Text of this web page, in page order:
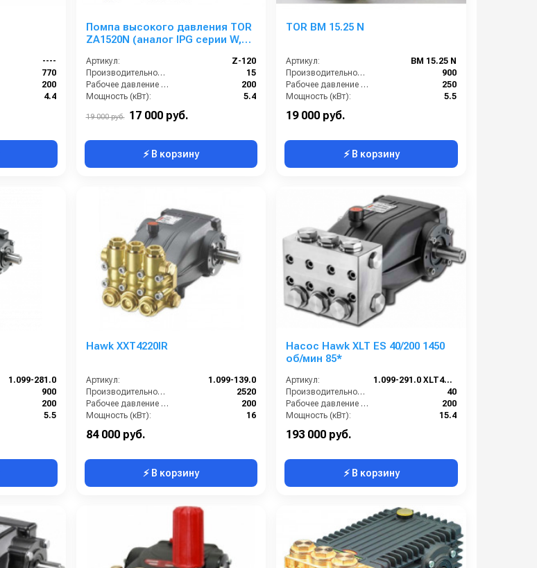
----
770
200
4.4
Помпа высокого давления TOR
ZA1520N (аналог IPG серии W,
Артикул:
Z-120
Производительность (л/мин):
15
Рабочее давление (бар):
200
Мощность (кВт):
5.4
19 000 руб. 17 000 руб.
⚡ В корзину
TOR BM 15.25 N
Артикул:
BM 15.25 N
Производительность (л/ч):
900
Рабочее давление (бар):
250
Мощность (кВт):
5.5
19 000 руб.
⚡ В корзину
1.099-281.0
900
200
5.5
Hawk XXT4220IR
Артикул:
1.099-139.0
Производительность (л/ч):
2520
Рабочее давление (бар):
200
Мощность (кВт):
16
84 000 руб.
⚡ В корзину
Насос Hawk XLT ES 40/200 1450
об/мин 85*
Артикул:
1.099-291.0 XLT4020ESIR
Производительность (л/мин):
40
Рабочее давление (бар):
200
Мощность (кВт):
15.4
193 000 руб.
⚡ В корзину